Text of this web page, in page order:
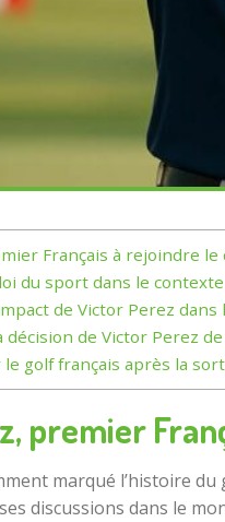
Français à rejoindre le
du sport dans le contexte
de Victor Perez dans
décision de Victor Perez
golf français après la
premier
marqué l’histoire
discussions dans le